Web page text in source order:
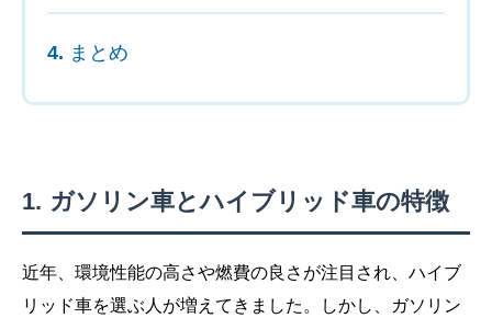
まとめ
ガソリン車とハイブリッド車の特徴
近年、環境性能の高さや燃費の良さが注目され、ハイブ
リッド車を選ぶ人が増えてきました。しかし、ガソリン